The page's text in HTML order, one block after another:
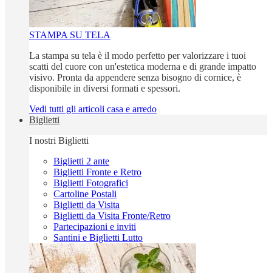
STAMPA SU TELA
La stampa su tela è il modo perfetto per valorizzare i tuoi
scatti del cuore con un'estetica moderna e di grande impatto
visivo. Pronta da appendere senza bisogno di cornice, è
disponibile in diversi formati e spessori.
Vedi tutti gli articoli casa e arredo
Biglietti
I nostri Biglietti
Biglietti 2 ante
Biglietti Fronte e Retro
Biglietti Fotografici
Cartoline Postali
Biglietti da Visita
Biglietti da Visita Fronte/Retro
Partecipazioni e inviti
Santini e Biglietti Lutto